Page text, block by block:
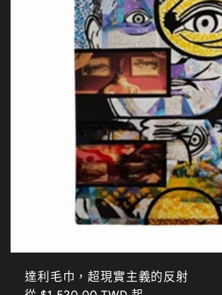
達利毛巾，超現實主義的反射